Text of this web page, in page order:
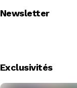
Newsletter
Exclusivités